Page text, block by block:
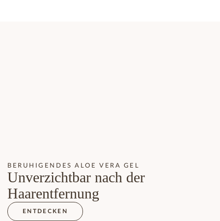
BERUHIGENDES ALOE VERA GEL
Unverzichtbar nach der
Haarentfernung
ENTDECKEN